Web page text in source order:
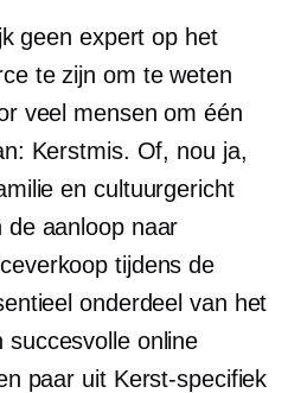
geen expert op het
te zijn om te weten
veel mensen om één
Kerstmis. Of, nou ja,
en cultuurgericht
de aanloop naar
tijdens de
onderdeel van het
succesvolle online
paar uit Kerst-specifiek